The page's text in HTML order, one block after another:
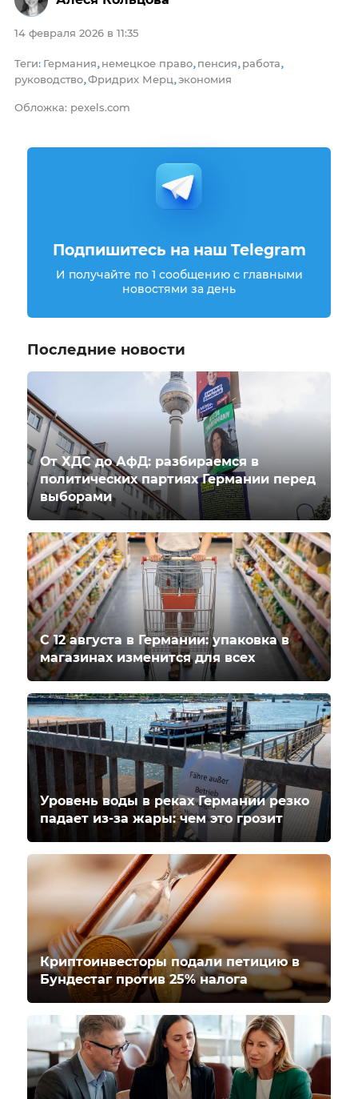
14 февраля 2026 в 11:35
Теги: Германия, немецкое право, пенсия, работа,
руководство,Фридрих Мерц,экономия
Обложка: pexels.com
Подпишитесь на наш Telegram
И получайте по 1 сообщению с главными
новостями за день
Последние новости
От ХДС до АфД: разбираемся в
политических партиях Германии перед
выборами
С 12 августа в Германии: упаковка в
магазинах изменится для всех
Уровень воды в реках Германии резко
падает из-за жары: чем это грозит
Криптоинвесторы подали петицию в
Бундестаг против 25% налога